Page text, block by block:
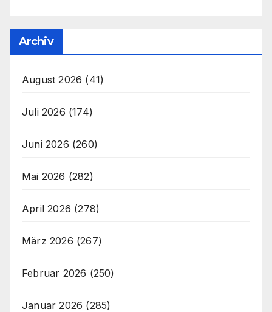
Archiv
August 2026 (41)
Juli 2026 (174)
Juni 2026 (260)
Mai 2026 (282)
April 2026 (278)
März 2026 (267)
Februar 2026 (250)
Januar 2026 (285)